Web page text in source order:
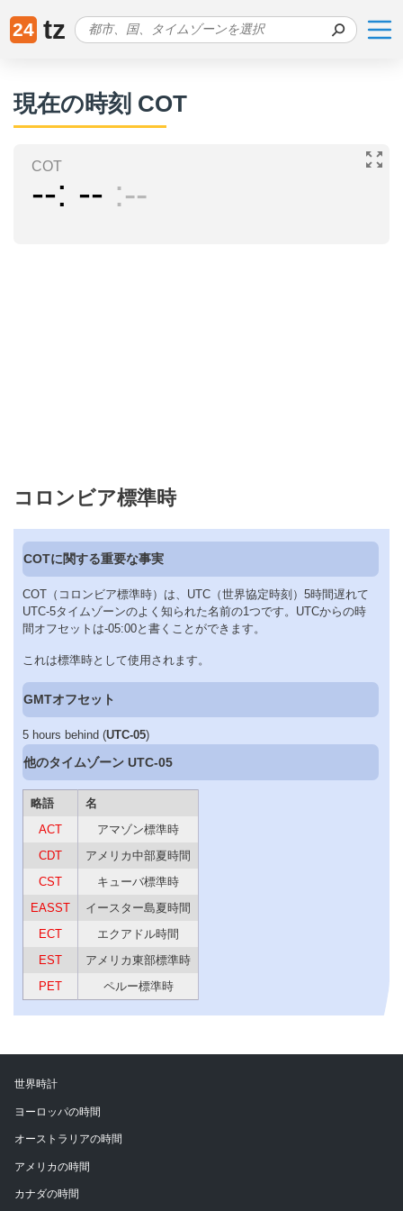
24 tz
現在の時刻 COT
COT
-- -- --
コロンビア標準時
COTに関する重要な事実
COT（コロンビア標準時）は、UTC（世界協定時刻）5時間遅れて
UTC-5タイムゾーンのよく知られた名前の1つです。UTCからの時
間オフセットは-05:00と書くことができます。
これは標準時として使用されます。
GMTオフセット
5 hours behind (UTC-05)
他のタイムゾーン UTC-05
略語
名
ACT
アマゾン標準時
CDT
アメリカ中部夏時間
CST
キューバ標準時
EASST
イースター島夏時間
ECT
エクアドル時間
EST
アメリカ東部標準時
PET
ペルー標準時
世界時計
ヨーロッパの時間
オーストラリアの時間
アメリカの時間
カナダの時間